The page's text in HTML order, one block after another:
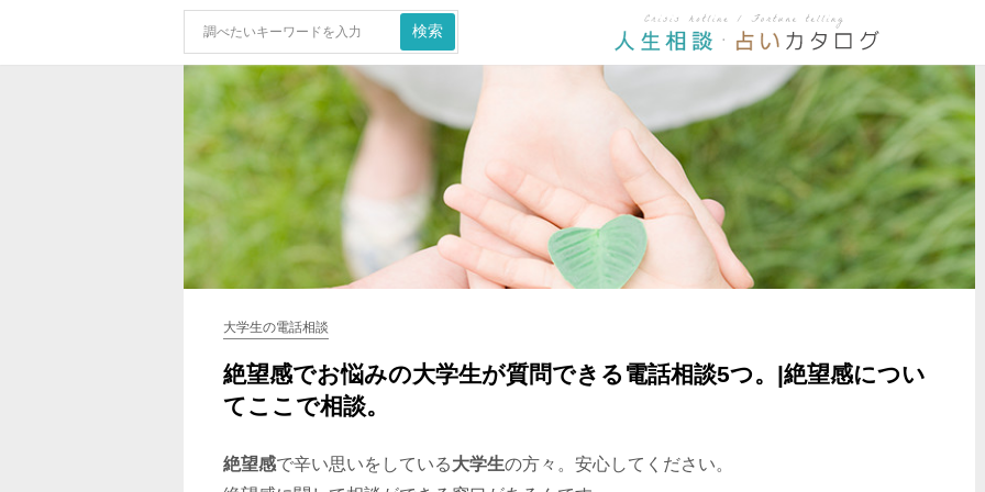
大学生の電話相談
絶望感でお悩みの大学生が質問できる電話相談5つ。|絶望感につい
てここで相談。
絶望感で辛い思いをしている大学生の方々。安心してください。